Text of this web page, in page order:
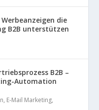
die
B2B unterstützen
B2B –
Automation
, E-Mail Marketing,